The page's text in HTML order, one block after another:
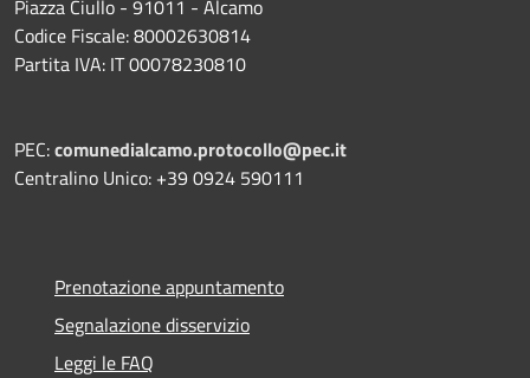
Piazza Ciullo - 91011 - Alcamo
Codice Fiscale: 80002630814
Partita IVA: IT 00078230810
PEC:comunedialcamo.protocollo@pec.it
Centralino Unico: +39 0924 590111
Prenotazione appuntamento
Segnalazione disservizio
Leggi le FAQ